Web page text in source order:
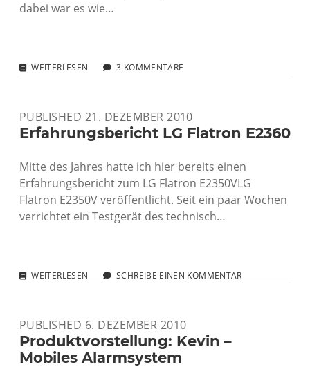
dabei war es wie…
WEITERLESEN NAHEZU3 KOMMENTARE
PUBLISHED 21. DEZEMBER 2010
Erfahrungsbericht LG Flatron E2360
Mitte des Jahres hatte ich hier bereits einen
Erfahrungsbericht zum LG Flatron E2350VLG
Flatron E2350V veröffentlicht. Seit ein paar Wochen
verrichtet ein Testgerät des technisch…
WEITERLESEN ERFAHRUNGSBERICHT
SCHREIBE EINEN KOMMENTAR
PUBLISHED 6. DEZEMBER 2010
Produktvorstellung: Kevin –
Mobiles Alarmsystem